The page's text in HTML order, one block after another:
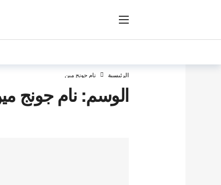
الرئيسية نام جونج مين
الوسم:نام جونج